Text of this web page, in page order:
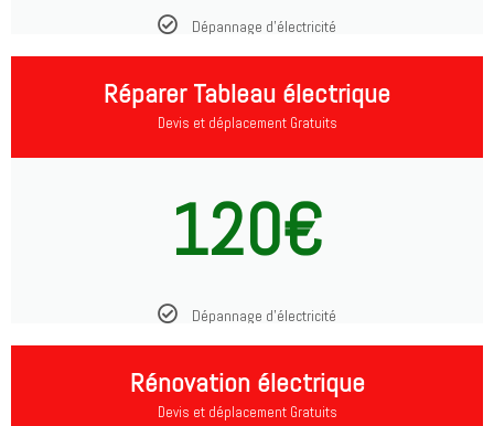
Dépannage d'électricité
Réparer Tableau électrique
Devis et déplacement Gratuits
120€
Dépannage d'électricité
Rénovation électrique
Devis et déplacement Gratuits